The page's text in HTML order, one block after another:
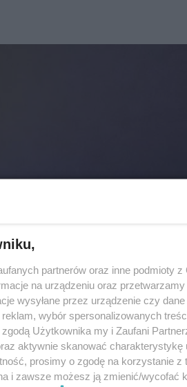
partnerów oraz inne podmioty
na urządzeniu oraz
wysyłane przez urządzenie czy
wybór spersonalizowanych
zgodą Użytkownika my i Zaufani
aktywnie skanować
prosimy o zgodę na korzystanie z
i zawsze możesz ją zmienić/